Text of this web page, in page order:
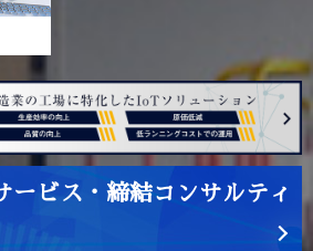
ービス・締結コンサルティ